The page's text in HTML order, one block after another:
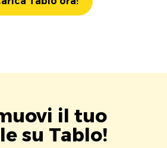
il tuo
su Tablo!